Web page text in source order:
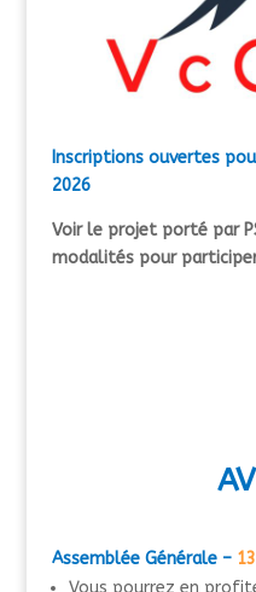
Inscriptions ouvertes
2026
Voir le projet porté par
modalités pour
A
Assemblée Générale –